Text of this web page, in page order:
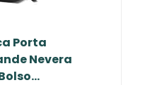
Porta
Nevera